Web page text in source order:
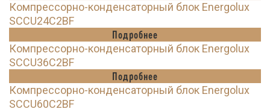
Компрессорно-конденсаторный блок Energolux
SCCU24C2BF
Подробнее
Компрессорно-конденсаторный блок Energolux
SCCU36C2BF
Подробнее
Компрессорно-конденсаторный блок Energolux
SCCU60C2BF